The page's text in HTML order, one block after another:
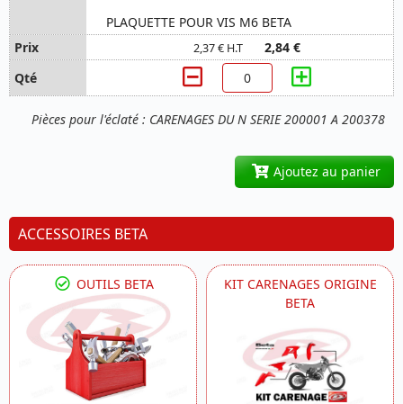
Pièces pour l'éclaté : CARENAGES DU N SERIE 200001 A 200378
PLAQUETTE POUR VIS M6 BETA
2,37 € H.T 2,84 €
Ajoutez au panier
ACCESSOIRES BETA
OUTILS BETA
KIT CARENAGES ORIGINE
BETA